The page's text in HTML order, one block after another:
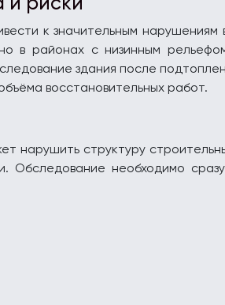
к значительным
в районах с низинным
здания после
восстановительных работ.
нарушить структуру
Обследование необходимо